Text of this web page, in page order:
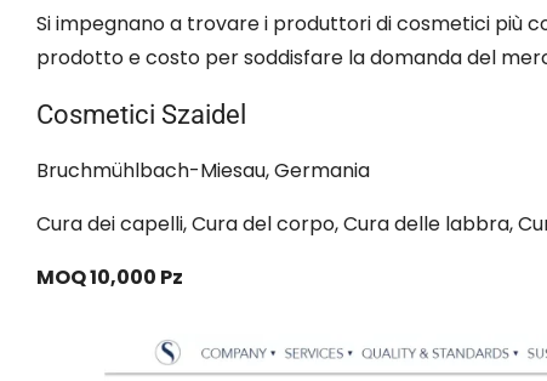
Si impegnano a trovare i produttori di cosmetici più
prodotto e costo per soddisfare la domanda del
Cosmetici Szaidel
Bruchmühlbach-Miesau, Germania
Cura dei capelli, Cura del corpo, Cura delle labbra,
MOQ 10,000 Pz